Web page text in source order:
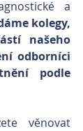
a
kolegy,
našeho
odborníci
podle
věnovat